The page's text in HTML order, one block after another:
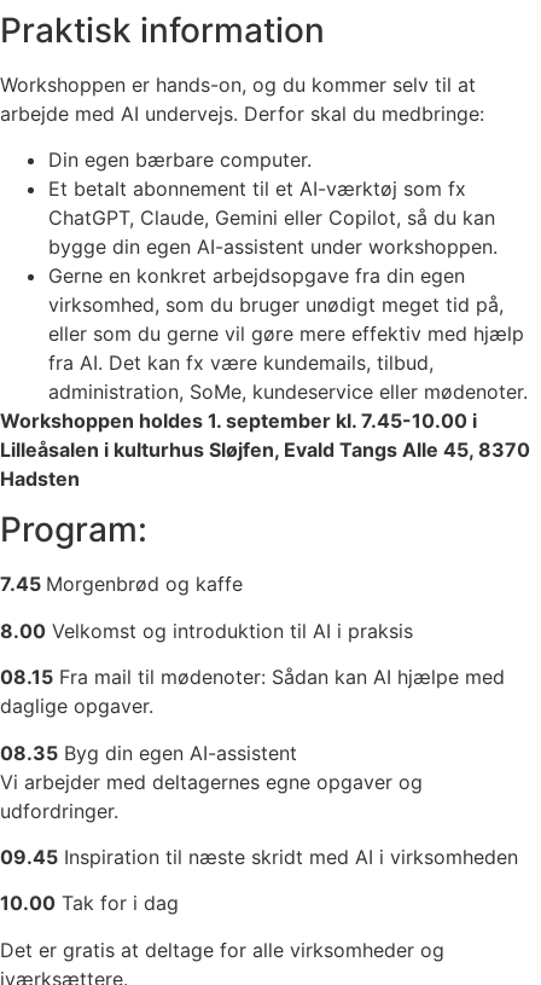
Praktisk information
Workshoppen er hands-on, og du kommer selv til at
arbejde med AI undervejs. Derfor skal du medbringe:
Din egen bærbare computer.
Et betalt abonnement til et AI-værktøj som fx
ChatGPT, Claude, Gemini eller Copilot, så du kan
bygge din egen AI-assistent under workshoppen.
Gerne en konkret arbejdsopgave fra din egen
virksomhed, som du bruger unødigt meget tid på,
eller som du gerne vil gøre mere effektiv med hjælp
fra AI. Det kan fx være kundemails, tilbud,
administration, SoMe, kundeservice eller mødenoter.
Workshoppen holdes 1. september kl. 7.45-10.00 i
Lilleåsalen i kulturhus Sløjfen, Evald Tangs Alle 45, 8370
Hadsten
Program:
7.45 Morgenbrød og kaffe
8.00 Velkomst og introduktion til AI i praksis
08.15 Fra mail til mødenoter: Sådan kan AI hjælpe med
daglige opgaver.
08.35 Byg din egen AI-assistent
Vi arbejder med deltagernes egne opgaver og
udfordringer.
09.45 Inspiration til næste skridt med AI i virksomheden
10.00 Tak for i dag
Det er gratis at deltage for alle virksomheder og
iværksættere.